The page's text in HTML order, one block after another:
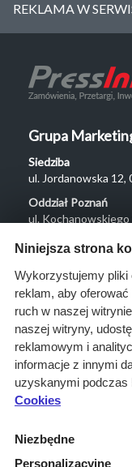
REKLAMA W
Grupa
Siedziba
ul. Jordanowska 12,
Oddział Poznań
ul.
Menu
O nas
Rozwiązania
Monitoring
przetargów
Raporty
przetargowe
Kontakt
Niniejsza strona
Wykorzystujemy pliki
reklam, aby
ruch w naszej
naszej witryny,
reklamowym i
informacje z innymi
uzyskanymi podczas
Cookies
Niezbędne
Personalizacyjne